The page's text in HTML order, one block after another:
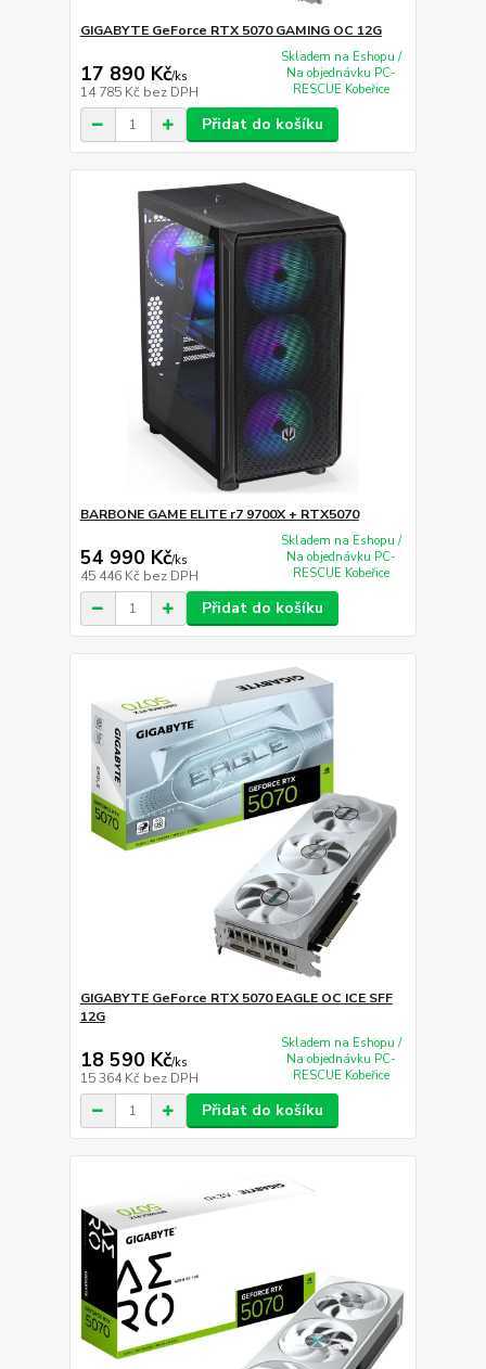
GIGABYTE GeForce RTX 5070 GAMING OC 12G
17 890 Kč/ks
14 785 Kč bez DPH
Skladem na Eshopu /
Na objednávku PC-
RESCUE Kobeřice
Přidat do košíku
BARBONE GAME ELITE r7 9700X + RTX5070
54 990 Kč/ks
45 446 Kč bez DPH
Skladem na Eshopu /
Na objednávku PC-
RESCUE Kobeřice
Přidat do košíku
GIGABYTE GeForce RTX 5070 EAGLE OC ICE SFF
12G
18 590 Kč/ks
15 364 Kč bez DPH
Skladem na Eshopu /
Na objednávku PC-
RESCUE Kobeřice
Přidat do košíku